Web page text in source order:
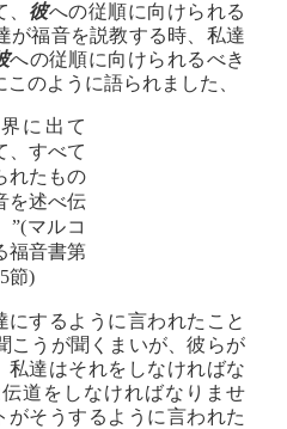
彼への従順に向けられる
が福音を説教する時、私達
への従順に向けられるべき
のように語られました、
に出て
、すべて
れたもの
を述べ伝
”(マルコ
福音書第
節)
にするように言われたこと
こうが聞くまいが、彼らが
私達はそれをしなければな
道をしなければなりませ
がそうするように言われた